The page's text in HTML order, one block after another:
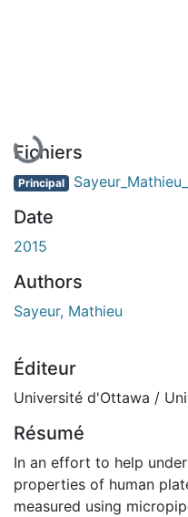
En cours de chargement...
Fichiers
Principal
Date
2015
Authors
Sayeur, Mathieu
Éditeur
Université d'Ottawa /
Résumé
In an effort to help
properties of human
measured using